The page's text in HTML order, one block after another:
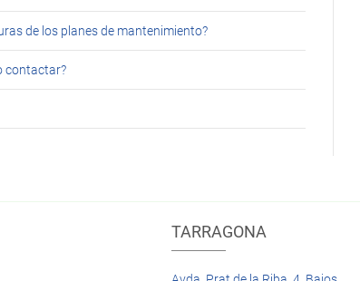
de los planes de mantenimiento?
contactar?
TARRAGONA